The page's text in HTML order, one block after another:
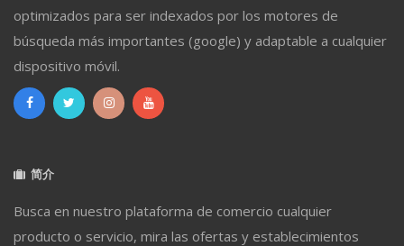
optimizados para ser indexados por los motores de
búsqueda más importantes (google) y adaptable a cualquier
dispositivo móvil.
简介
Busca en nuestro plataforma de comercio cualquier
producto o servicio, mira las ofertas y establecimientos